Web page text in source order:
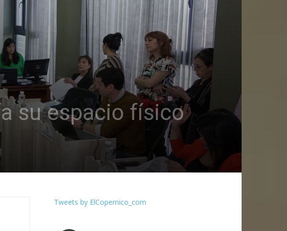
su espacio físico
Tweets by ElCopernico_com